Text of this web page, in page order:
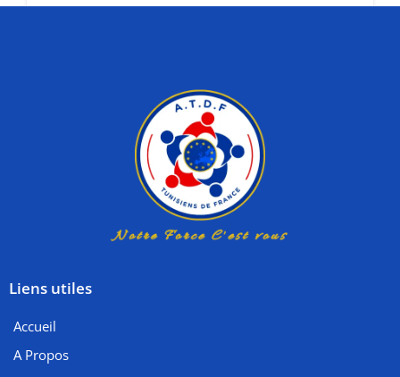
Liens utiles
Accueil
A Propos